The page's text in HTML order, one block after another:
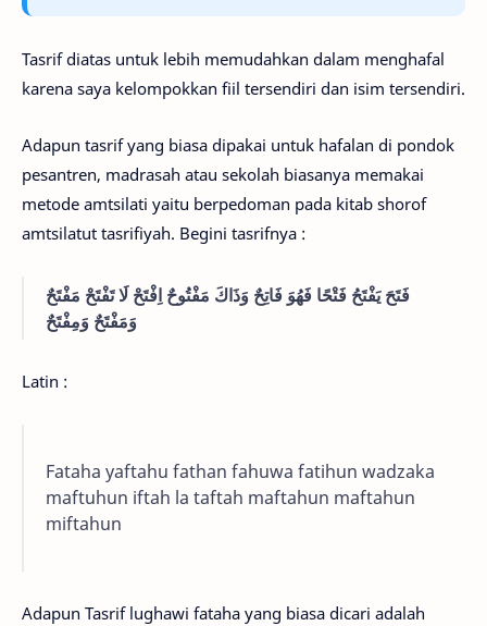
Tasrif diatas untuk lebih memudahkan dalam menghafal
karena saya kelompokkan fiil tersendiri dan isim tersendiri.
Adapun tasrif yang biasa dipakai untuk hafalan di pondok
pesantren, madrasah atau sekolah biasanya memakai
metode amtsilati yaitu berpedoman pada kitab shorof
amtsilatut tasrifiyah. Begini tasrifnya :
فَتَحَ يَفْتَحُ فَتْحًا فَهُوَ فَاتِحٌ وَذَاكَ مَفْتُوحٌ اِفْتَحْ لَا تَفْتَحْ مَفْتَحٌ
وَمَفْتَحٌ وَمِفْتَحٌ
Latin :
Fataha yaftahu fathan fahuwa fatihun wadzaka
maftuhun iftah la taftah maftahun maftahun
miftahun
Adapun Tasrif lughawi fataha yang biasa dicari adalah